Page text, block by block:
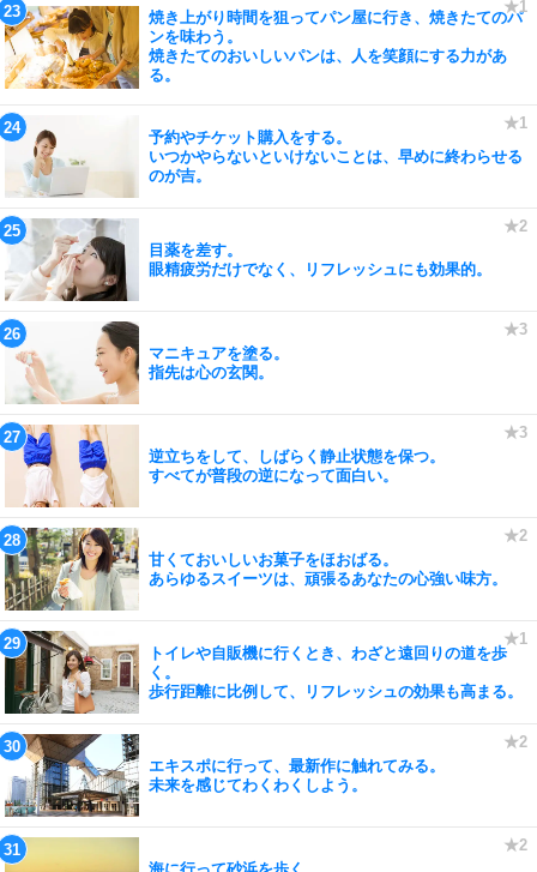
焼き上がり時間を狙ってパン屋に行き、焼きたてのパ
ンを味わう。
焼きたてのおいしいパンは、人を笑顔にする力があ
る。
予約やチケット購入をする。
いつかやらないといけないことは、早めに終わらせる
のが吉。
目薬を差す。
眼精疲労だけでなく、リフレッシュにも効果的。
マニキュアを塗る。
指先は心の玄関。
逆立ちをして、しばらく静止状態を保つ。
すべてが普段の逆になって面白い。
甘くておいしいお菓子をほおばる。
あらゆるスイーツは、頑張るあなたの心強い味方。
トイレや自販機に行くとき、わざと遠回りの道を歩
く。
歩行距離に比例して、リフレッシュの効果も高まる。
エキスポに行って、最新作に触れてみる。
未来を感じてわくわくしよう。
海に行って砂浜を歩く。